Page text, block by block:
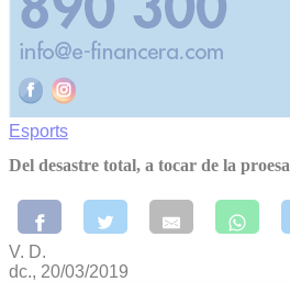
Esports
Del desastre total, a tocar de la proesa
V. D.
dc., 20/03/2019